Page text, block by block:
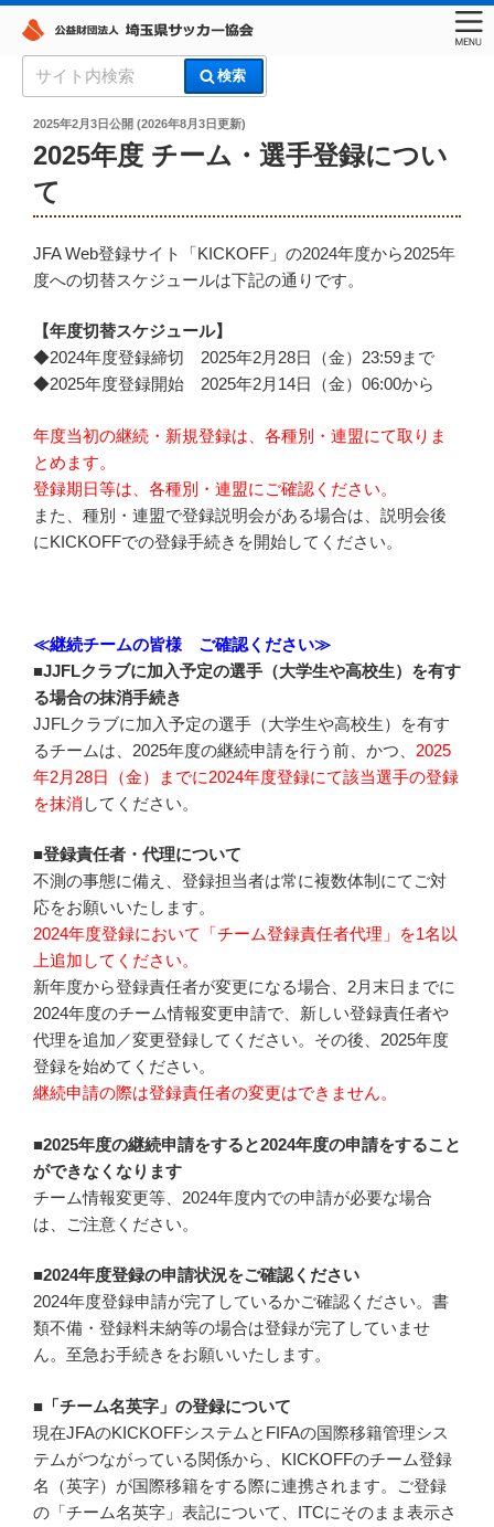
索:
検索
埼玉県サッカー協会
投
稿
日:
2025年2月3日公開 (2026年8月3日更新)
2025年度 チーム・選手登録につい
て
JFA Web登録サイト「KICKOFF」の2024年度から2025年
度への切替スケジュールは下記の通りです。
【年度切替スケジュール】
◆2024年度登録締切 2025年2月28日（金）23:59まで
◆2025年度登録開始 2025年2月14日（金）06:00から
年度当初の継続・新規登録は、各種別・連盟にて取りま
とめます。
登録期日等は、各種別・連盟にご確認ください。
また、種別・連盟で登録説明会がある場合は、説明会後
にKICKOFFでの登録手続きを開始してください。
≪継続チームの皆様 ご確認ください≫
■JJFLクラブに加入予定の選手（大学生や高校生）を有す
る場合の抹消手続き
JJFLクラブに加入予定の選手（大学生や高校生）を有す
るチームは、2025年度の継続申請を行う前、かつ、 2025
年2月28日（金）までに2024年度登録にて該当選手の登録
を抹消 してください。
■登録責任者・代理について
不測の事態に備え、登録担当者は常に複数体制にてご対
応をお願いいたします。
2024年度登録において「チーム登録責任者代理」を1名以
上追加してください。
新年度から登録責任者が変更になる場合、2月末日までに
2024年度のチーム情報変更申請で、新しい登録責任者や
代理を追加／変更登録してください。その後、2025年度
登録を始めてください。
継続申請の際は登録責任者の変更はできません。
■2025年度の継続申請をすると2024年度の申請をすること
ができなくなります
チーム情報変更等、2024年度内での申請が必要な場合
は、ご注意ください。
■2024年度登録の申請状況をご確認ください
2024年度登録申請が完了しているかご確認ください。書
類不備・登録料未納等の場合は登録が完了していませ
ん。至急お手続きをお願いいたします。
■「チーム名英字」の登録について
現在JFAのKICKOFFシステムとFIFAの国際移籍管理シス
テムがつながっている関係から、KICKOFFのチーム登録
名（英字）が国際移籍をする際に連携されます。ご登録
の「チーム名英字」表記について、ITCにそのまま表示さ